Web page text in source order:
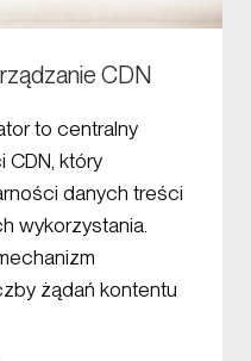
CDN
to centralny
który
danych treści
wykorzystania.
żądań kontentu